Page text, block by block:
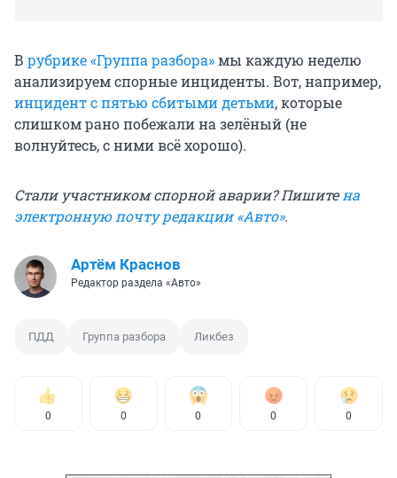
В рубрике «Группа разбора»мы каждую неделю
анализируем спорные инциденты. Вот, например,
инцидент с пятью сбитыми детьми, которые
слишком рано побежали на зелёный (не
волнуйтесь, с ними всё хорошо).
Стали участником спорной аварии? Пишите на
электронную почту редакции «Авто».
Артём Краснов
Редактор раздела «Авто»
ПДД Группа разбора Ликбез
0 0 0 0 0